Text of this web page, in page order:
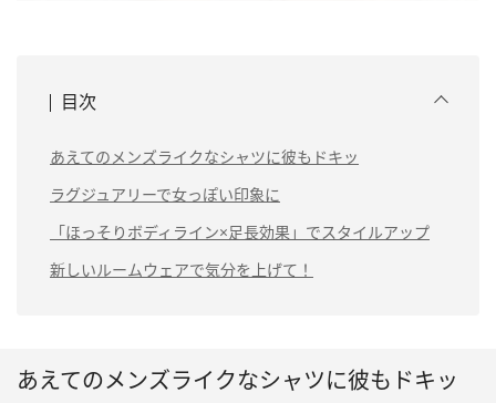
目次
あえてのメンズライクなシャツに彼もドキッ
ラグジュアリーで女っぽい印象に
「ほっそりボディライン×足長効果」でスタイルアップ
新しいルームウェアで気分を上げて！
あえてのメンズライクなシャツに彼もドキッ